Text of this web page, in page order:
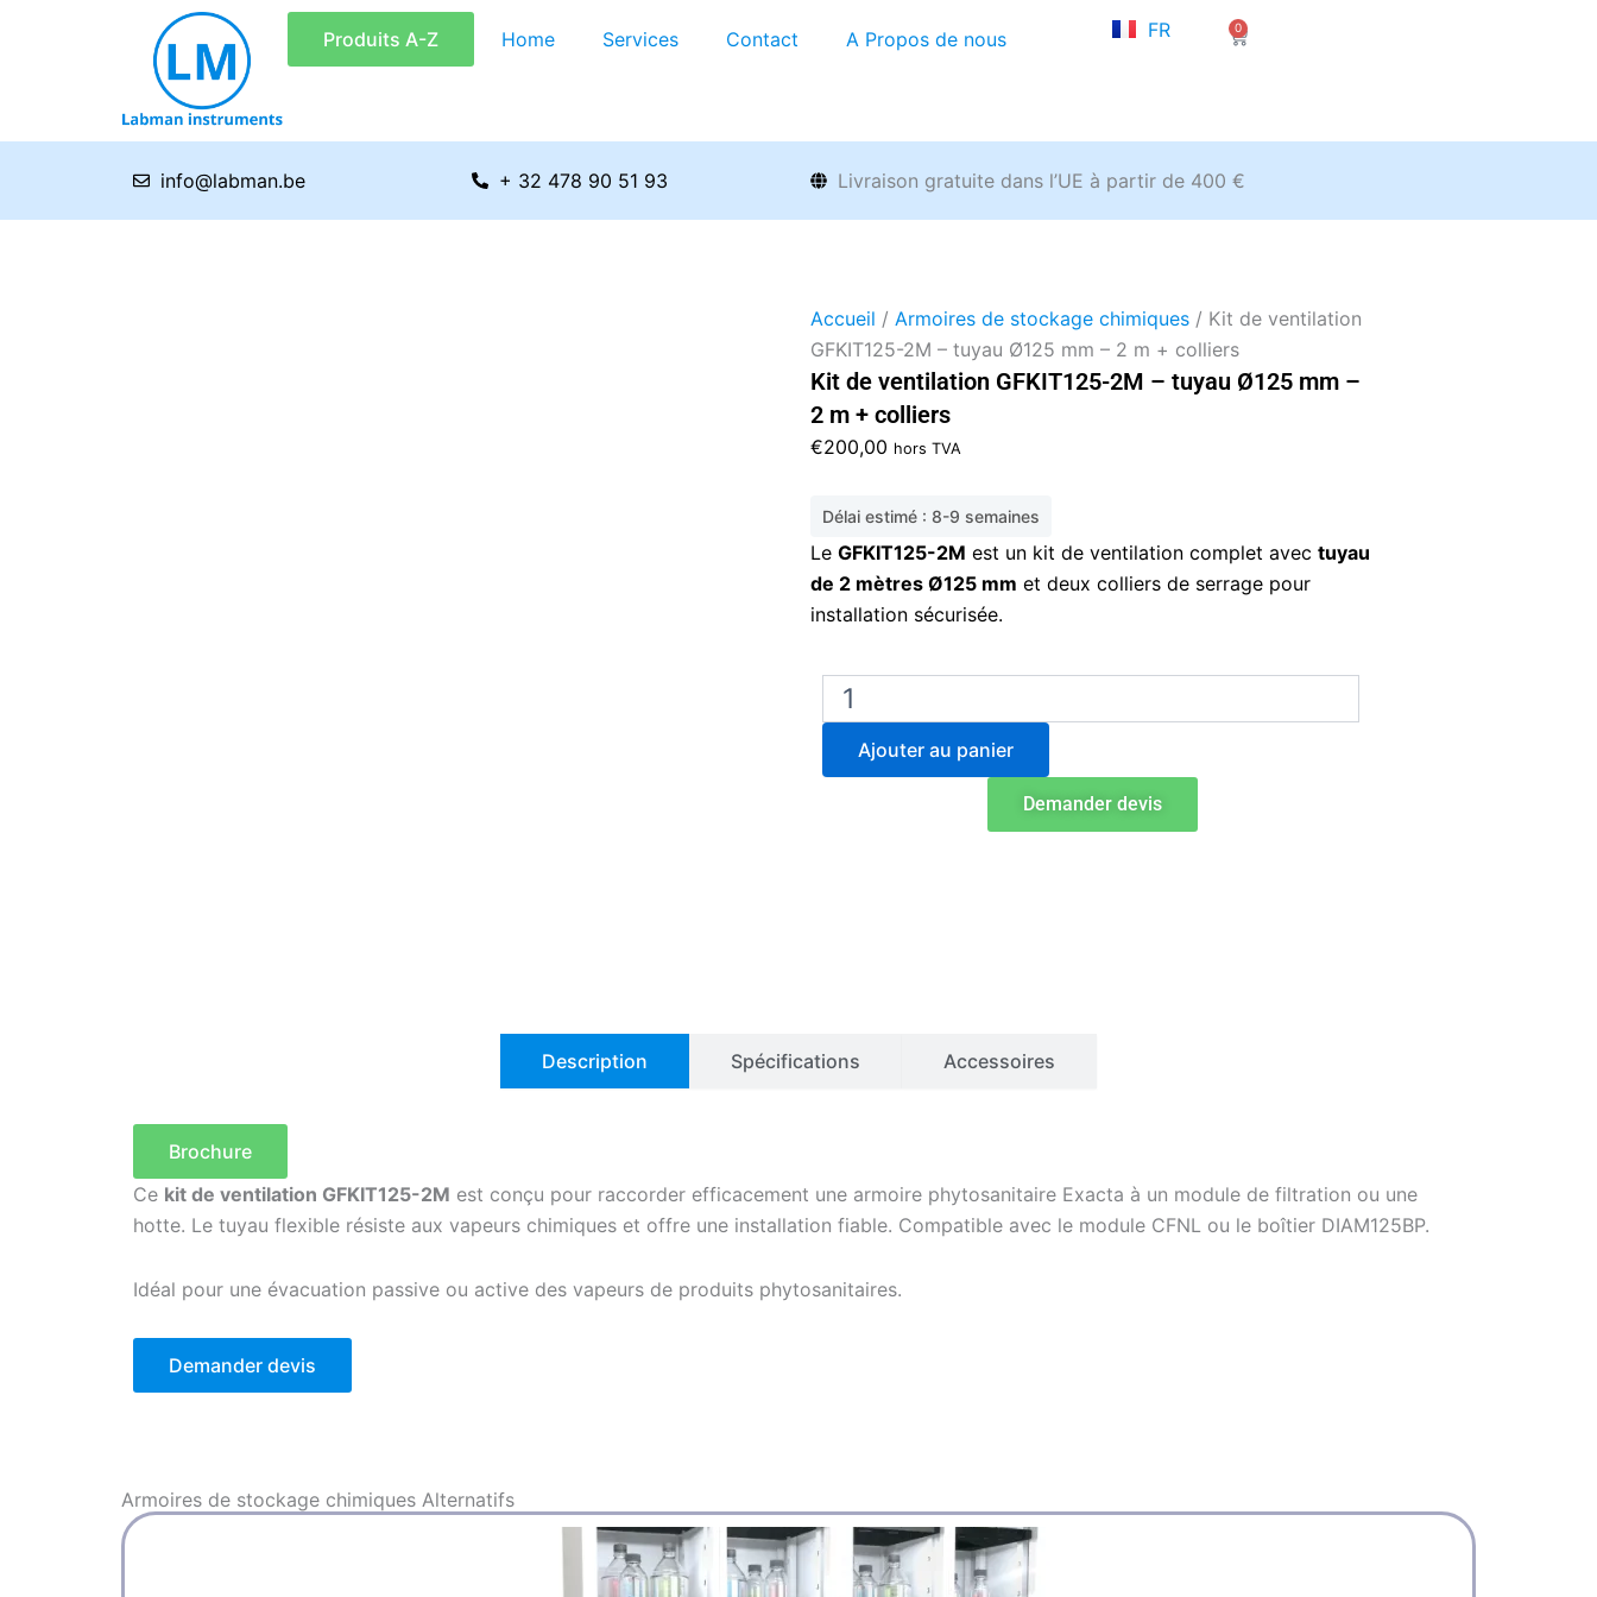
Produits A-Z Home Services Contact A Propos de nous FR
EN
0
Panier
info@labman.be + 32 478 90 51 93 Livraison gratuite dans l’UE à partir de 400 €
Accueil / Armoires de stockage chimiques / Kit de ventilation
GFKIT125-2M – tuyau Ø125 mm – 2 m + colliers
Kit de ventilation GFKIT125-2M – tuyau Ø125 mm –
2 m + colliers
€200,00 hors TVA
Délai estimé : 8-9 semaines
Le GFKIT125-2M est un kit de ventilation complet avec tuyau
de 2 mètres Ø125 mm et deux colliers de serrage pour
installation sécurisée.
quantité
Kit
ventilation
Ajouter au panier
Demander devis
Description Spécifications Accessoires
Brochure
Ce kit de ventilation GFKIT125-2M est conçu pour raccorder efficacement une armoire phytosanitaire Exacta à un module de filtration ou une
hotte. Le tuyau flexible résiste aux vapeurs chimiques et offre une installation fiable. Compatible avec le module CFNL ou le boîtier DIAM125BP.
Idéal pour une évacuation passive ou active des vapeurs de produits phytosanitaires.
Demander devis
Armoires de stockage chimiques Alternatifs